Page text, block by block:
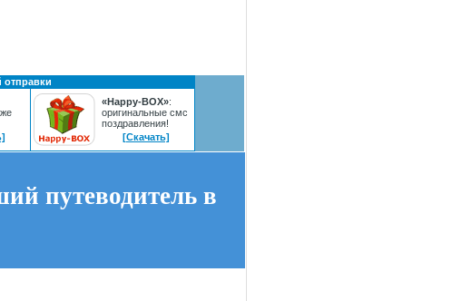
«Happy-BOX»:
оригинальные смс
поздравления!
[Скачать]
путеводитель в